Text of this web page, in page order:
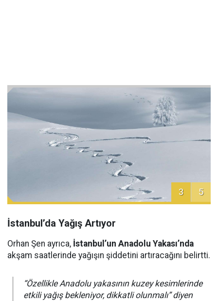
3 5
İstanbul’da Yağış Artıyor
Orhan Şen ayrıca, İstanbul’un Anadolu Yakası’nda
akşam saatlerinde yağışın şiddetini artıracağını belirtti.
“Özellikle Anadolu yakasının kuzey kesimlerinde
etkili yağış bekleniyor, dikkatli olunmalı” diyen